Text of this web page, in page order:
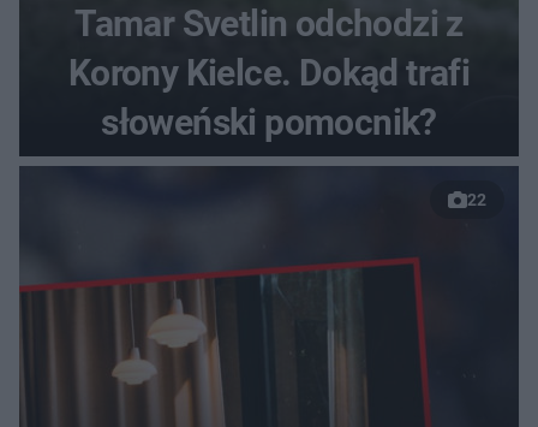
Tamar Svetlin odchodzi z
Korony Kielce. Dokąd trafi
słoweński pomocnik?
22